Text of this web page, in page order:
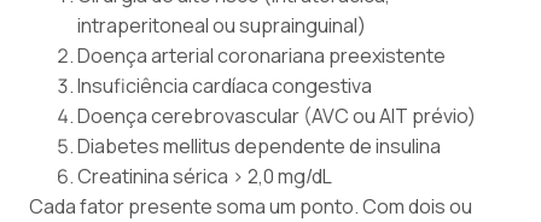
intraperitoneal ou suprainguinal)
Doença arterial coronariana preexistente
Insuficiência cardíaca congestiva
Doença cerebrovascular (AVC ou AIT prévio)
Diabetes mellitus dependente de insulina
Creatinina sérica > 2,0 mg/dL
Cada fator presente soma um ponto. Com dois ou